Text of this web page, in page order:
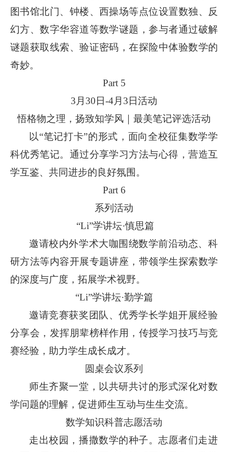
图书馆北门、钟楼、西操场等点位设置数独、反
幻方、数字华容道等数学谜题，参与者通过破解
谜题获取线索、验证密码，在探险中体验数学的
奇妙。
Part 5
3月30日-4月3日活动
悟格物之理，扬致知学风｜最美笔记评选活动
以“笔记打卡”的形式，面向全校征集数学学
科优秀笔记。通过分享学习方法与心得，营造互
学互鉴、共同进步的良好氛围。
Part 6
系列活动
“Li”学讲坛·慎思篇
邀请校内外学术大咖围绕数学前沿动态、科
研方法等内容开展专题讲座，带领学生探索数学
的深度与广度，拓展学术视野。
“Li”学讲坛·勤学篇
邀请竞赛获奖团队、优秀学长学姐开展经验
分享会，发挥朋辈榜样作用，传授学习技巧与竞
赛经验，助力学生成长成才。
圆桌会议系列
师生齐聚一堂，以共研共讨的形式深化对数
学问题的理解，促进师生互动与生生交流。
数学知识科普志愿活动
走出校园，播撒数学的种子。志愿者们走进